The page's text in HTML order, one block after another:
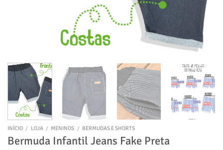
INÍCIO / LOJA / MENINOS / BERMUDAS E SHORTS
Bermuda Infantil Jeans Fake Preta